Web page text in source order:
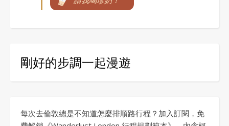
剛好的步調一起漫遊
每次去倫敦總是不知道怎麼排順路行程？加入訂閱，免